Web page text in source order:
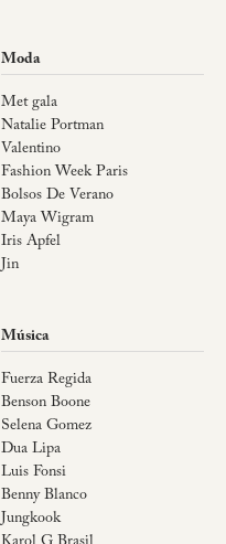
Moda
Met gala
Natalie Portman
Valentino
Fashion Week Paris
Bolsos De Verano
Maya Wigram
Iris Apfel
Jin
Música
Fuerza Regida
Benson Boone
Selena Gomez
Dua Lipa
Luis Fonsi
Benny Blanco
Jungkook